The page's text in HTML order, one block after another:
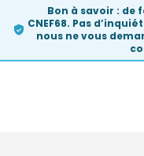
Bon à savoir : de
CNEF68. Pas
nous ne vous